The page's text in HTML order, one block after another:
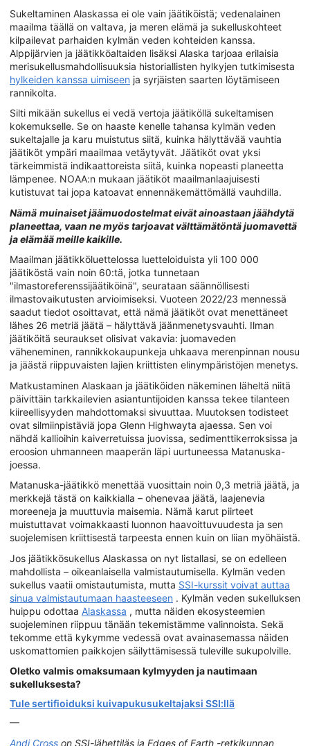
Sukeltaminen Alaskassa ei ole vain jäätiköistä; vedenalainen
maailma täällä on valtava, ja meren elämä ja sukelluskohteet
kilpailevat parhaiden kylmän veden kohteiden kanssa.
Alppijärvien ja jäätikköaltaiden lisäksi Alaska tarjoaa erilaisia
merisukellusmahdollisuuksia historiallisten hylkyjen tutkimisesta
hylkeiden kanssa uimiseen ja syrjäisten saarten löytämiseen
rannikolta.
Silti mikään sukellus ei vedä vertoja jäätiköllä sukeltamisen
kokemukselle. Se on haaste kenelle tahansa kylmän veden
sukeltajalle ja karu muistutus siitä, kuinka hälyttävää vauhtia
jäätiköt ympäri maailmaa vetäytyvät. Jäätiköt ovat yksi
tärkeimmistä indikaattoreista siitä, kuinka nopeasti planeetta
lämpenee. NOAA:n mukaan jäätiköt maailmanlaajuisesti
kutistuvat tai jopa katoavat ennennäkemättömällä vauhdilla.
Nämä muinaiset jäämuodostelmat eivät ainoastaan jäähdytä
planeettaa, vaan ne myös tarjoavat välttämätöntä juomavettä
ja elämää meille kaikille.
Maailman jäätikköluettelossa luetteloiduista yli 100 000
jäätiköstä vain noin 60:tä, jotka tunnetaan
"ilmastoreferenssijäätiköinä", seurataan säännöllisesti
ilmastovaikutusten arvioimiseksi. Vuoteen 2022/23 mennessä
saadut tiedot osoittavat, että nämä jäätiköt ovat menettäneet
lähes 26 metriä jäätä – hälyttävä jäänmenetysvauhti. Ilman
jäätiköitä seuraukset olisivat vakavia: juomaveden
väheneminen, rannikkokaupunkeja uhkaava merenpinnan nousu
ja jäästä riippuvaisten lajien kriittisten elinympäristöjen menetys.
Matkustaminen Alaskaan ja jäätiköiden näkeminen läheltä niitä
päivittäin tarkkailevien asiantuntijoiden kanssa tekee tilanteen
kiireellisyyden mahdottomaksi sivuuttaa. Muutoksen todisteet
ovat silmiinpistäviä jopa Glenn Highwayta ajaessa. Sen voi
nähdä kallioihin kaiverretuissa juovissa, sedimenttikerroksissa ja
eroosion uhmanneen maaperän läpi uurtuneessa Matanuska-
joessa.
Matanuska-jäätikkö menettää vuosittain noin 0,3 metriä jäätä, ja
merkkejä tästä on kaikkialla – ohenevaa jäätä, laajenevia
moreeneja ja muuttuvia maisemia. Nämä karut piirteet
muistuttavat voimakkaasti luonnon haavoittuvuudesta ja sen
suojelemisen kriittisestä tarpeesta ennen kuin on liian myöhäistä.
Jos jäätikkösukellus Alaskassa on nyt listallasi, se on edelleen
mahdollista – oikeanlaisella valmistautumisella. Kylmän veden
sukellus vaatii omistautumista, mutta SSI-kurssit voivat auttaa
sinua valmistautumaan haasteeseen . Kylmän veden sukelluksen
huippu odottaa Alaskassa , mutta näiden ekosysteemien
suojeleminen riippuu tänään tekemistämme valinnoista. Sekä
tekomme että kykymme vedessä ovat avainasemassa näiden
uskomattomien paikkojen säilyttämisessä tuleville sukupolville.
Oletko valmis omaksumaan kylmyyden ja nautimaan
sukelluksesta?
Tule sertifioiduksi kuivapukusukeltajaksi SSI:llä
—
Andi Cross on SSI-lähettiläs ja Edges of Earth -retkikunnan